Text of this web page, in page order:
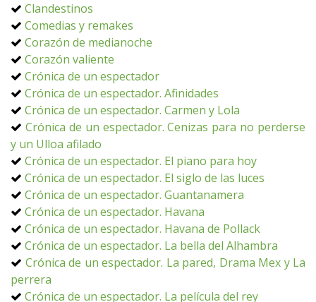
Clandestinos
Comedias y remakes
Corazón de medianoche
Corazón valiente
Crónica de un espectador
Crónica de un espectador. Afinidades
Crónica de un espectador. Carmen y Lola
Crónica de un espectador. Cenizas para no perderse
y un Ulloa afilado
Crónica de un espectador. El piano para hoy
Crónica de un espectador. El siglo de las luces
Crónica de un espectador. Guantanamera
Crónica de un espectador. Havana
Crónica de un espectador. Havana de Pollack
Crónica de un espectador. La bella del Alhambra
Crónica de un espectador. La pared, Drama Mex y La
perrera
Crónica de un espectador. La película del rey